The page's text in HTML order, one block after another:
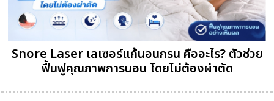
Snore Laser เลเซอร์แก้นอนกรน คืออะไร? ตัวช่วย
ฟื้นฟูคุณภาพการนอน โดยไม่ต้องผ่าตัด